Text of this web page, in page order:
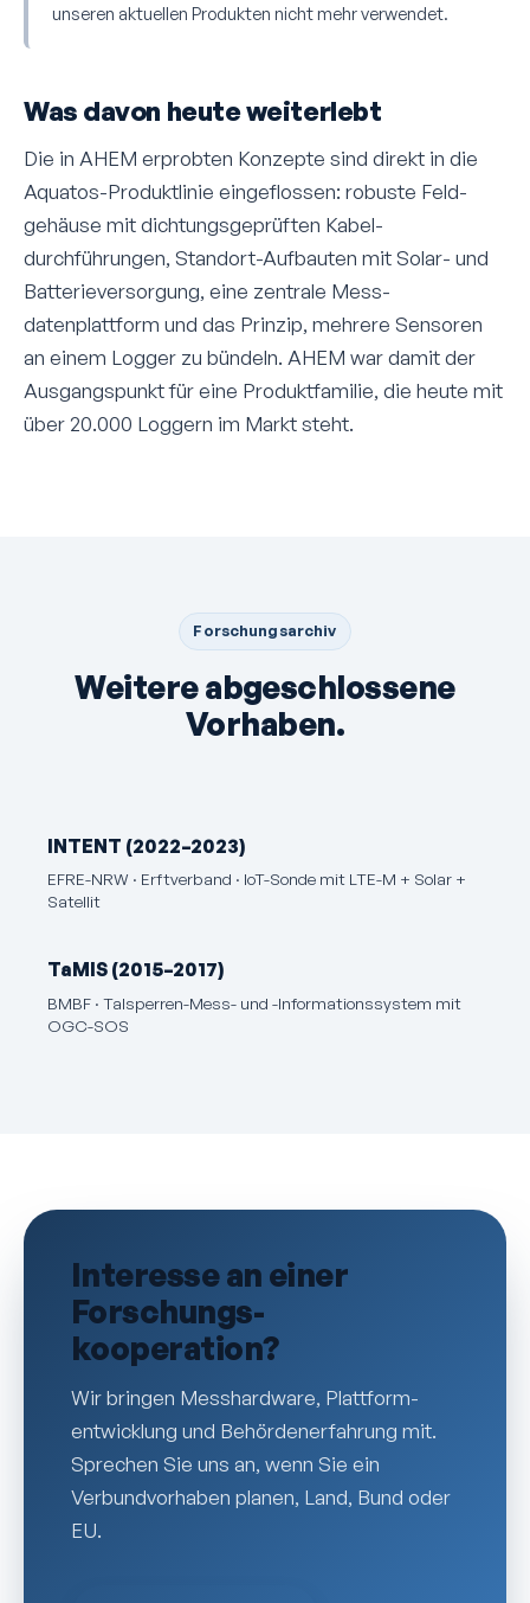
unseren aktuellen Produkten nicht mehr verwendet.
Was davon heute weiterlebt
Die in AHEM erprobten Konzepte sind direkt in die
Aquatos-Produktlinie eingeflossen: robuste Feld­
gehäuse mit dichtungsgeprüften Kabel­
durchführungen, Standort-Aufbauten mit Solar- und
Batterie­versorgung, eine zentrale Mess­
datenplattform und das Prinzip, mehrere Sensoren
an einem Logger zu bündeln. AHEM war damit der
Aus­gangs­punkt für eine Produkt­familie, die heute mit
über 20.000 Loggern im Markt steht.
Forschungsarchiv
Weitere abgeschlossene
Vorhaben.
INTENT (2022–2023)
EFRE-NRW · Erftverband · IoT-Sonde mit LTE-M + Solar +
Satellit
TaMIS (2015–2017)
BMBF · Talsperren-Mess- und -Informations­system mit
OGC-SOS
Interesse an einer
Forschungs­
kooperation?
Wir bringen Mess­hardware, Plattform­
entwicklung und Behörden­erfahrung mit.
Sprechen Sie uns an, wenn Sie ein
Verbund­vorhaben planen, Land, Bund oder
EU.